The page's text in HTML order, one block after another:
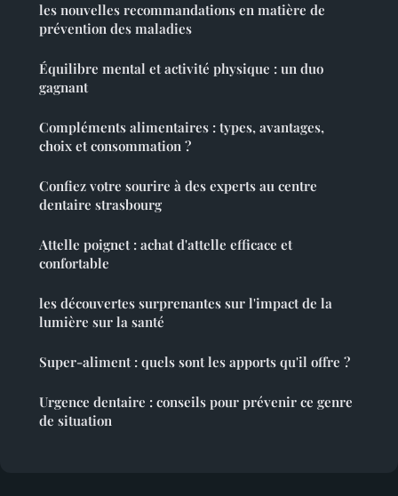
les nouvelles recommandations en matière de
prévention des maladies
Équilibre mental et activité physique : un duo
gagnant
Compléments alimentaires : types, avantages,
choix et consommation ?
Confiez votre sourire à des experts au centre
dentaire strasbourg
Attelle poignet : achat d'attelle efficace et
confortable
les découvertes surprenantes sur l'impact de la
lumière sur la santé
Super-aliment : quels sont les apports qu'il offre ?
Urgence dentaire : conseils pour prévenir ce genre
de situation